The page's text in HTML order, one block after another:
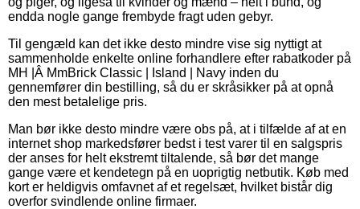
endda nogle gange frembyde fragt uden gebyr.
Til gengæld kan det ikke desto mindre vise sig nyttigt at
sammenholde enkelte online forhandlere efter rabatkoder på
MH |Â MmBrick Classic | Island | Navy inden du
gennemfører din bestilling, så du er skråsikker på at opnå
den mest betalelige pris.
Man bør ikke desto mindre være obs på, at i tilfælde af at en
internet shop markedsfører bedst i test varer til en salgspris
der anses for helt ekstremt tiltalende, så bør det mange
gange være et kendetegn på en uoprigtig netbutik. Køb med
kort er heldigvis omfavnet af et regelsæt, hvilket bistår dig
overfor svindlende online firmaer.